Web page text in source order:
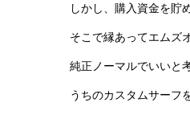
しかし、購入資金を貯
そこで縁あってエムズ
純正ノーマルでいいと
うちのカスタムサーフ